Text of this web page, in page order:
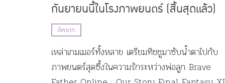
กันยายนนี้ในโรงภาพยนตร์ (สิ้นสุดแล้ว)
อัพเดท
เหล่าเกมเมอร์ทั้งหลาย เตรียมทิชชูมาซับน้ำตาไปกับ
ภาพยนตร์สุดซึ้งในความรักระหว่างพ่อลูก Brave